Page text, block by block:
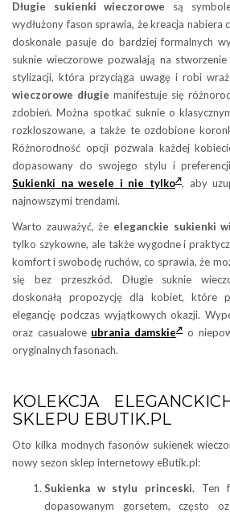
Długie sukienki wieczorowe są
wydłużony fason sprawia, że kreacja nabiera
doskonale pasuje do bardziej formalnych
suknie wieczorowe pozwalają na
stylizacji, która przyciąga uwagę i robi
wieczorowe długie manifestuje się
zdobień. Można spotkać suknie o
rozkloszowane, a także te ozdobione
Różnorodność opcji pozwala każdej
dopasowany do swojego stylu i
Sukienki na wesele i nie tylko , aby
najnowszymi trendami.
Warto zauważyć, że eleganckie sukienki
tylko szykowne, ale także wygodne i
komfort i swobodę ruchów, co sprawia, że
się bez przeszkód. Długie suknie
doskonałą propozycję dla kobiet, które
elegancję podczas wyjątkowych okazji.
oraz casualowe ubrania damskie o
oryginalnych fasonach.
KOLEKCJA
SKLEPU EBUTIK.PL
Oto kilka modnych fasonów sukienek
nowy sezon sklep internetowy eButik.pl:
Sukienka w stylu princeski. Ten
dopasowanym gorsetem, często